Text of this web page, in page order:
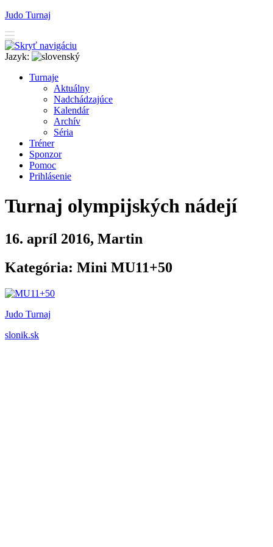
Judo Turnaj
Jazyk:
Turnaje
Aktuálny
Nadchádzajúce
Kalendár
Archív
Séria
Tréner
Sponzor
Pomoc
Prihlásenie
Turnaj olympijských nádejí
16. apríl 2016, Martin
Kategória: Mini MU11+50
Judo Turnaj
slonik.sk